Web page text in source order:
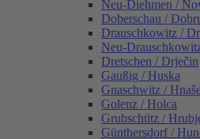
Neu-Diehmen /
Doberschau /
Drauschkowitz /
Neu-
Dretschen / Drječin
Gaußig / Huska
Gnaschwitz /
Golenz / Holca
Grubschütz /
Günthersdorf /